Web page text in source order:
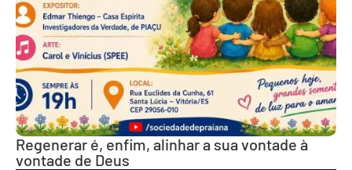
Regenerar é, enfim, alinhar a sua vontade à
vontade de Deus